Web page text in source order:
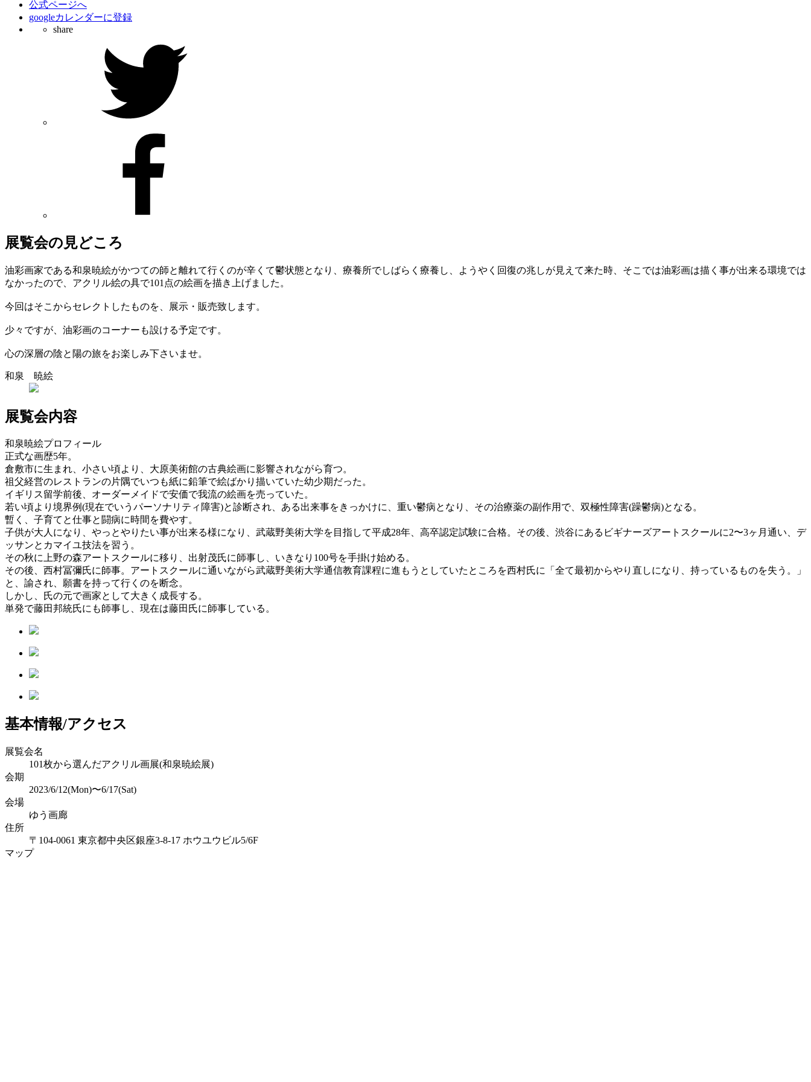
公式ページへ
googleカレンダーに登録
share
展覧会の見どころ
油彩画家である和泉暁絵がかつての師と離れて行くのが辛くて鬱状態となり、療養所でしばらく療養し、ようやく回復の兆しが見えて来た時、そこでは油彩画は描く事が出来る環境では
なかったので、アクリル絵の具で101点の絵画を描き上げました。
今回はそこからセレクトしたものを、展示・販売致します。
少々ですが、油彩画のコーナーも設ける予定です。
心の深層の陰と陽の旅をお楽しみ下さいませ。
和泉 暁絵
展覧会内容
和泉暁絵プロフィール
正式な画歴5年。
倉敷市に生まれ、小さい頃より、大原美術館の古典絵画に影響されながら育つ。
祖父経営のレストランの片隅でいつも紙に鉛筆で絵ばかり描いていた幼少期だった。
イギリス留学前後、オーダーメイドで安価で我流の絵画を売っていた。
若い頃より境界例(現在でいうパーソナリティ障害)と診断され、ある出来事をきっかけに、重い鬱病となり、その治療薬の副作用で、双極性障害(躁鬱病)となる。
暫く、子育てと仕事と闘病に時間を費やす。
子供が大人になり、やっとやりたい事が出来る様になり、武蔵野美術大学を目指して平成28年、高卒認定試験に合格。その後、渋谷にあるビギナーズアートスクールに2〜3ヶ月通い、デ
ッサンとカマイユ技法を習う。
その秋に上野の森アートスクールに移り、出射茂氏に師事し、いきなり100号を手掛け始める。
その後、西村冨彌氏に師事。アートスクールに通いながら武蔵野美術大学通信教育課程に進もうとしていたところを西村氏に「全て最初からやり直しになり、持っているものを失う。」
と、諭され、願書を持って行くのを断念。
しかし、氏の元で画家として大きく成長する。
単発で藤田邦統氏にも師事し、現在は藤田氏に師事している。
基本情報/アクセス
展覧会名
101枚から選んだアクリル画展(和泉暁絵展)
会期
2023/6/12(Mon)〜6/17(Sat)
会場
ゆう画廊
住所
〒104-0061 東京都中央区銀座3-8-17 ホウユウビル5/6F
マップ